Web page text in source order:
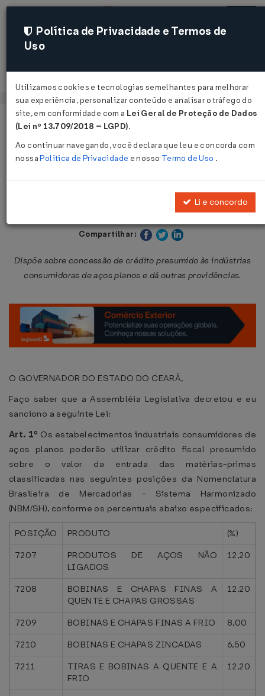
Acessar
Página Inicial Legislações
Lei nº 12.445 de 30/05/1995
Publicado no DOE - CE em 31 mai 1995
Compartilhar:
Dispõe sobre concessão de crédito presumido às indústrias
consumidoras de aços planos e dá outras providências.
O GOVERNADOR DO ESTADO DO CEARÁ,
Faço saber que a Assembléia Legislativa decretou e eu
sanciono a seguinte Lei:
Art. 1º Os estabelecimentos industriais consumidores de
aços planos poderão utilizar crédito fiscal presumido
sobre o valor da entrada das matérias-primas
classificadas nas seguintes posições da Nomenclatura
Brasileira de Mercadorias - Sistema Harmonizado
(NBM/SH), conforme os percentuais abaixo especificados:
POSIÇÃO PRODUTO
(%)
7207
PRODUTOS DE AÇOS NÃO
LIGADOS
12,20
7208
BOBINAS E CHAPAS FINAS A
QUENTE E CHAPAS GROSSAS
12,20
7209 BOBINAS E CHAPAS FINAS A FRIO
8,00
7210
BOBINAS E CHAPAS ZINCADAS
6,50
7211
TIRAS E BOBINAS A QUENTE E A
FRIO
12,20
Política de Privacidade e Termos de
Uso
Utilizamos cookies e tecnologias semelhantes para melhorar
sua experiência, personalizar conteúdo e analisar o tráfego do
site, em conformidade com a Lei Geral de Proteção de Dados
(Lei nº 13.709/2018 – LGPD).
Ao continuar navegando, você declara que leu e concorda com
nossaPolítica de Privacidade e nosso Termo de Uso .
Li e concordo